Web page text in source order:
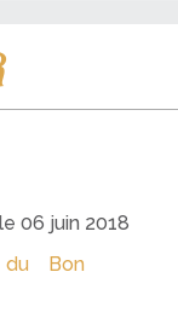
06 juin 2018
Bon